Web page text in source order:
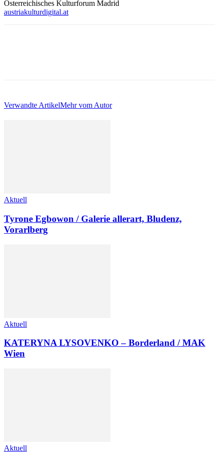
Österreichisches Kulturforum Madrid
austriakulturdigital.at
Verwandte ArtikelMehr vom Autor
Aktuell
Tyrone Egbowon / Galerie allerart, Bludenz,
Vorarlberg
Aktuell
KATERYNA LYSOVENKO – Borderland / MAK
Wien
Aktuell